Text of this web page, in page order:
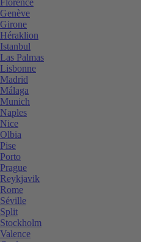
Genève
Girone
Héraklion
Istanbul
Las Palmas
Lisbonne
Madrid
Málaga
Munich
Naples
Nice
Olbia
Pise
Porto
Prague
Reykjavik
Rome
Séville
Split
Stockholm
Valence